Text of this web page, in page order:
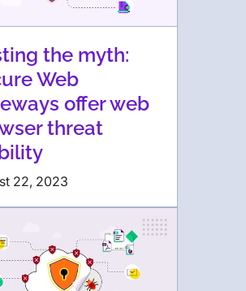
the myth:
Web
offer web
threat
22, 2023